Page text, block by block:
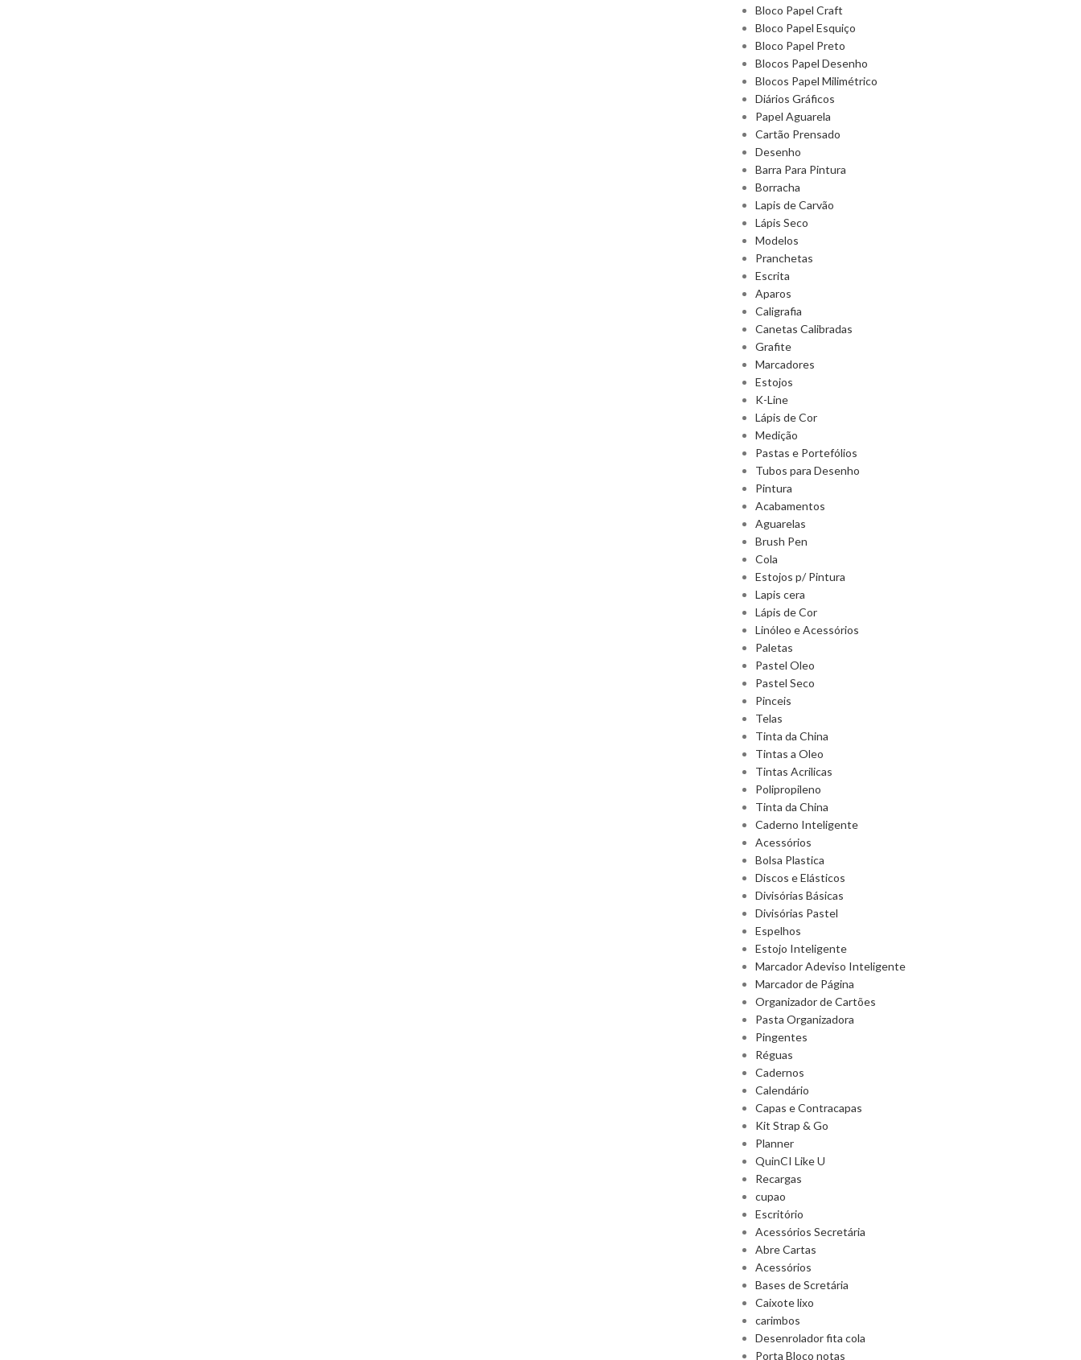
Bloco Papel Craft
Bloco Papel Esquiço
Bloco Papel Preto
Blocos Papel Desenho
Blocos Papel Milimétrico
Diários Gráficos
Papel Aguarela
Cartão Prensado
Desenho
Barra Para Pintura
Borracha
Lapis de Carvão
Lápis Seco
Modelos
Pranchetas
Escrita
Aparos
Caligrafia
Canetas Calibradas
Grafite
Marcadores
Estojos
K-Line
Lápis de Cor
Medição
Pastas e Portefólios
Tubos para Desenho
Pintura
Acabamentos
Aguarelas
Brush Pen
Cola
Estojos p/ Pintura
Lapis cera
Lápis de Cor
Linóleo e Acessórios
Paletas
Pastel Oleo
Pastel Seco
Pinceis
Telas
Tinta da China
Tintas a Oleo
Tintas Acrilicas
Polipropileno
Tinta da China
Caderno Inteligente
Acessórios
Bolsa Plastica
Discos e Elásticos
Divisórias Básicas
Divisórias Pastel
Espelhos
Estojo Inteligente
Marcador Adeviso Inteligente
Marcador de Página
Organizador de Cartões
Pasta Organizadora
Pingentes
Réguas
Cadernos
Calendário
Capas e Contracapas
Kit Strap & Go
Planner
QuinCI Like U
Recargas
cupao
Escritório
Acessórios Secretária
Abre Cartas
Acessórios
Bases de Scretária
Caixote lixo
carimbos
Desenrolador fita cola
Porta Bloco notas